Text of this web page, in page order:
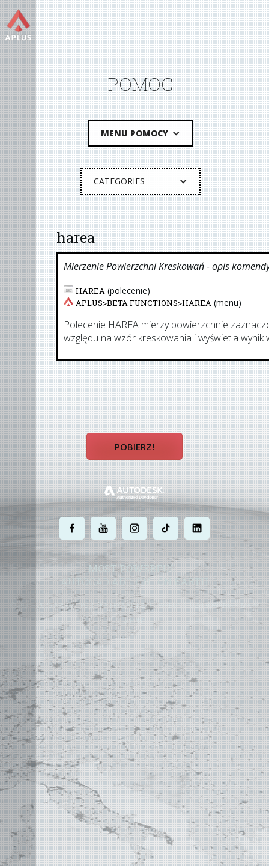
POMOC
MENU POMOCY
CATEGORIES
harea
Mierzenie Powierzchni Kreskowań- opis
HAREA (polecenie)
APLUS>BETA FUNCTIONS>HAREA (menu)
Polecenie HAREA mierzy powierzchnie
względu na wzór kreskowania i wyświetla wynik
POBIERZ!
. . . . .
MOST POWERFUL
AUTOCAD ADD-ONON EARTH
©2004 - 2026 APLUS ·POLITYKA PRYWATNOŚCI·WARUNKI UŻYTKOWANIA·MAPA
STRONY